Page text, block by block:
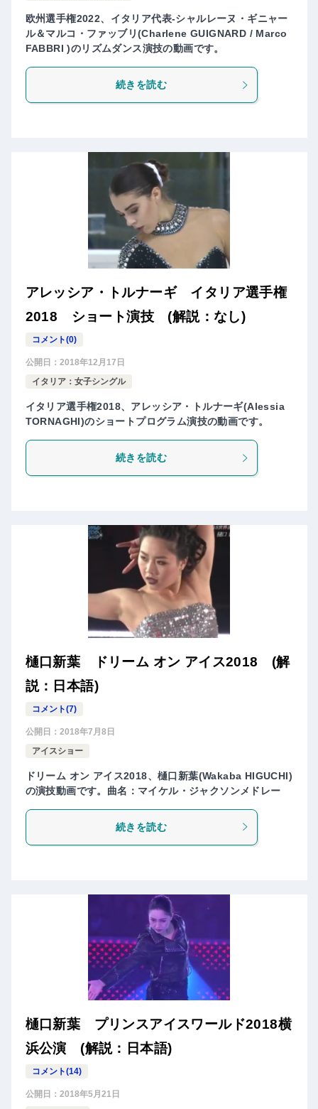
欧州選手権2022、イタリア代表-シャルレーヌ・ギニャー
ル＆マルコ・ファッブリ(Charlene GUIGNARD / Marco
FABBRI )のリズムダンス演技の動画です。
続きを読む
アレッシア・トルナーギ イタリア選手権
2018 ショート演技 (解説：なし)
コメント(0)
公開日： 2018年12月17日
イタリア：女子シングル
イタリア選手権2018、アレッシア・トルナーギ(Alessia
TORNAGHI)のショートプログラム演技の動画です。
続きを読む
樋口新葉 ドリーム オン アイス2018 (解
説：日本語)
コメント(7)
公開日： 2018年7月8日
アイスショー
ドリーム オン アイス2018、樋口新葉(Wakaba HIGUCHI)
の演技動画です。曲名：マイケル・ジャクソンメドレー
続きを読む
樋口新葉 プリンスアイスワールド2018横
浜公演 (解説：日本語)
コメント(14)
公開日： 2018年5月21日